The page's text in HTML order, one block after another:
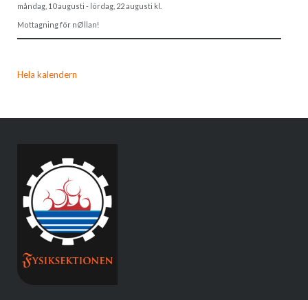
måndag, 10 augusti - lördag, 22 augusti kl.
Mottagning för nØllan!
Hela kalendern